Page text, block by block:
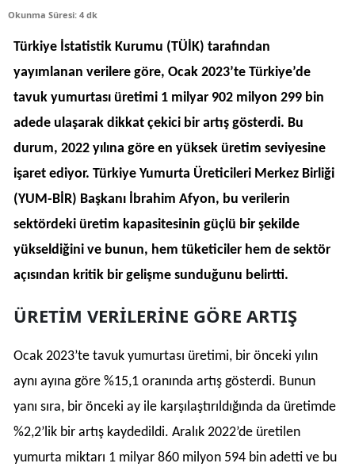
Okunma Süresi: 4 dk
Türkiye İstatistik Kurumu (TÜİK) tarafından
yayımlanan verilere göre, Ocak 2023’te Türkiye’de
tavuk yumurtası üretimi 1 milyar 902 milyon 299 bin
adede ulaşarak dikkat çekici bir artış gösterdi. Bu
durum, 2022 yılına göre en yüksek üretim seviyesine
işaret ediyor. Türkiye Yumurta Üreticileri Merkez Birliği
(YUM-BİR) Başkanı İbrahim Afyon, bu verilerin
sektördeki üretim kapasitesinin güçlü bir şekilde
yükseldiğini ve bunun, hem tüketiciler hem de sektör
açısından kritik bir gelişme sunduğunu belirtti.
ÜRETİM VERİLERİNE GÖRE ARTIŞ
Ocak 2023’te tavuk yumurtası üretimi, bir önceki yılın
aynı ayına göre %15,1 oranında artış gösterdi. Bunun
yanı sıra, bir önceki ay ile karşılaştırıldığında da üretimde
%2,2’lik bir artış kaydedildi. Aralık 2022’de üretilen
yumurta miktarı 1 milyar 860 milyon 594 bin adetti ve bu